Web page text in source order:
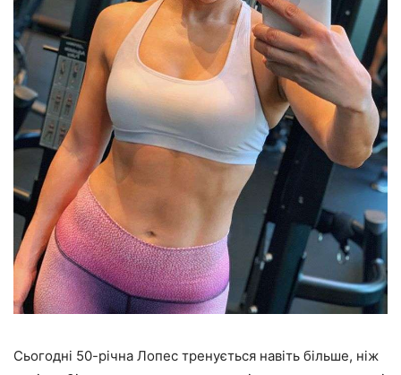
Сьогодні 50-річна Лопес тренується навіть більше, ніж